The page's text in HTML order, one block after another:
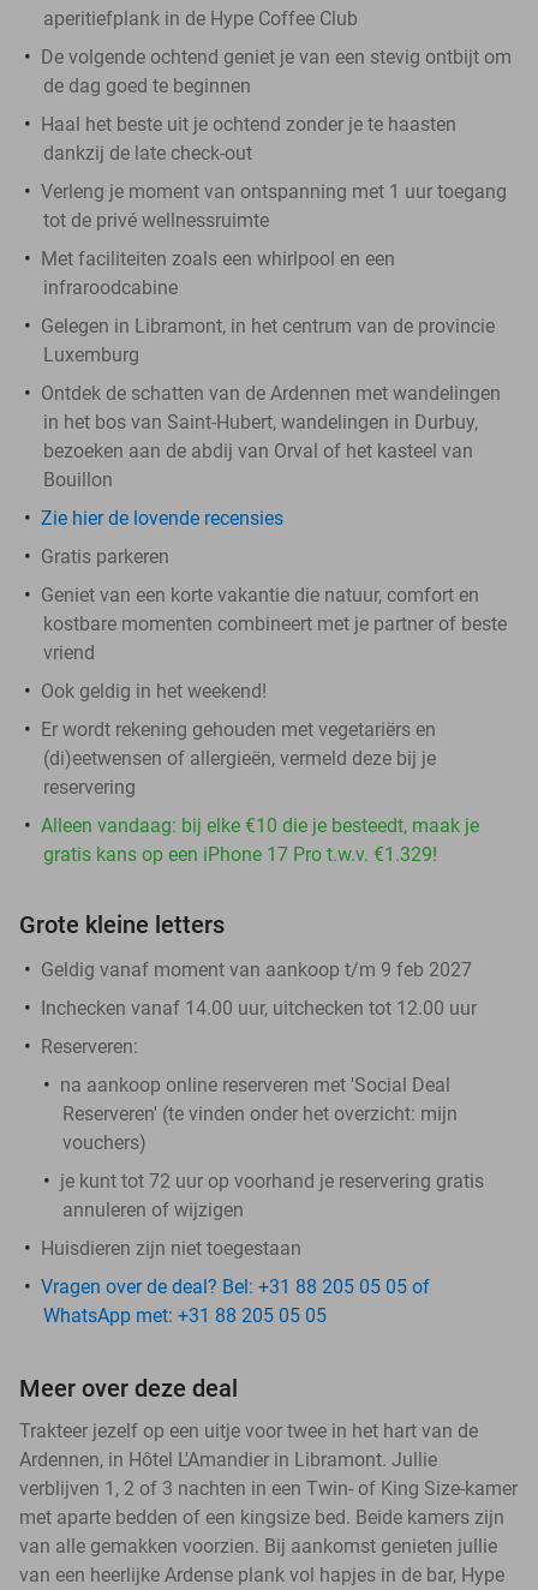
aperitiefplank in de Hype Coffee Club
De volgende ochtend geniet je van een stevig ontbijt om
de dag goed te beginnen
Haal het beste uit je ochtend zonder je te haasten
dankzij de late check-out
Verleng je moment van ontspanning met 1 uur toegang
tot de privé wellnessruimte
Met faciliteiten zoals een whirlpool en een
infraroodcabine
Gelegen in Libramont, in het centrum van de provincie
Luxemburg
Ontdek de schatten van de Ardennen met wandelingen
in het bos van Saint-Hubert, wandelingen in Durbuy,
bezoeken aan de abdij van Orval of het kasteel van
Bouillon
Zie hier de lovende recensies
Gratis parkeren
Geniet van een korte vakantie die natuur, comfort en
kostbare momenten combineert met je partner of beste
vriend
Ook geldig in het weekend!
Er wordt rekening gehouden met vegetariërs en
(di)eetwensen of allergieën, vermeld deze bij je
reservering
Alleen vandaag: bij elke €10 die je besteedt, maak je
gratis kans op een iPhone 17 Pro t.w.v. €1.329!
Grote kleine letters
Geldig vanaf moment van aankoop t/m 9 feb 2027
Inchecken vanaf 14.00 uur, uitchecken tot 12.00 uur
Reserveren:
na aankoop online reserveren met 'Social Deal
Reserveren' (te vinden onder het overzicht: mijn
vouchers)
je kunt tot 72 uur op voorhand je reservering gratis
annuleren of wijzigen
Huisdieren zijn niet toegestaan
Vragen over de deal? Bel: +31 88 205 05 05 of
WhatsApp met: +31 88 205 05 05
Meer over deze deal
Trakteer jezelf op een uitje voor twee in het hart van de
Ardennen, in Hôtel L'Amandier in Libramont. Jullie
verblijven 1, 2 of 3 nachten in een Twin- of King Size-kamer
met aparte bedden of een kingsize bed. Beide kamers zijn
van alle gemakken voorzien. Bij aankomst genieten jullie
van een heerlijke Ardense plank vol hapjes in de bar, Hype